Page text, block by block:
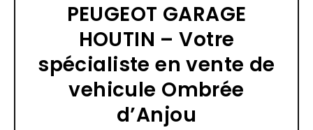
PEUGEOT GARAGE
HOUTIN – Votre
spécialiste en vente de
vehicule Ombrée
d’Anjou